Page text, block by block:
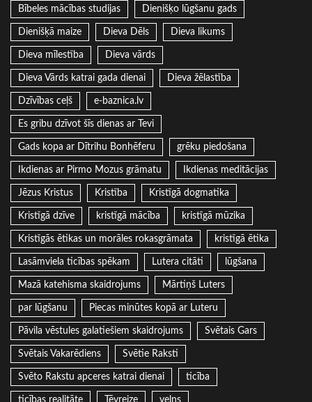
Bībeles mācības studijas Dienišķo lūgšanu gads
Dienišķā maize Dieva Dēls Dieva likums
Dieva mīlestība Dieva vārds
Dieva Vārds katrai gada dienai Dieva žēlastība
Dzīvības ceļš e-baznica.lv
Es gribu dzīvot šīs dienas ar Tevi
Gads kopa ar Dītrihu Bonhēferu grēku piedošana
Ikdienas ar Pirmo Mozus grāmatu Ikdienas meditācijas
Jēzus Kristus Kristība Kristīgā dogmatika
Kristīgā dzīve kristīgā mācība kristīgā mūzika
Kristīgās ētikas un morāles rokasgrāmata kristīgā ētika
Lasāmviela ticības spēkam Lutera citāti lūgšana
Mazā katehisma skaidrojums Mārtiņš Luters
par lūgšanu Piecas minūtes kopā ar Luteru
Pāvila vēstules galatiešiem skaidrojums Svētais Gars
Svētais Vakarēdiens Svētie Raksti
Svēto Rakstu apceres katrai dienai ticība